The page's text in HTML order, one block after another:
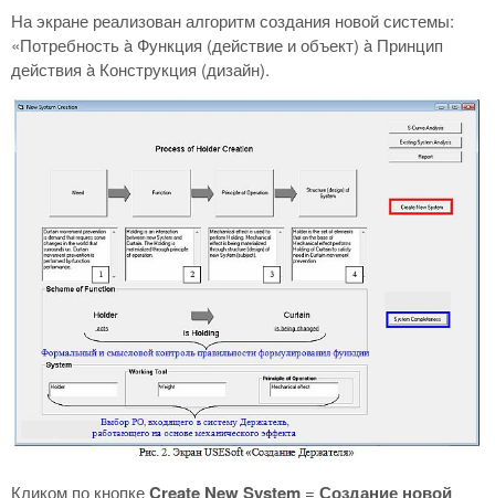
На экране реализован алгоритм создания новой системы:
«Потребность à Функция (действие и объект) à Принцип
действия à Конструкция (дизайн).
Кликом по кнопкеCreate NewSystem = Создание новой